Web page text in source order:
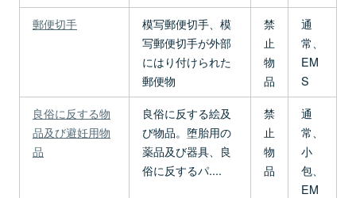
郵便切手
模写郵便切手、模
写郵便切手が外部
にはり付けられた
郵便物
禁
止
物
品
通
常、
EM
S
良俗に反する物
品及び避妊用物
品
良俗に反する絵及
び物品。堕胎用の
薬品及び器具、良
俗に反するパ....
禁
止
物
品
通
常、
小
包、
EM